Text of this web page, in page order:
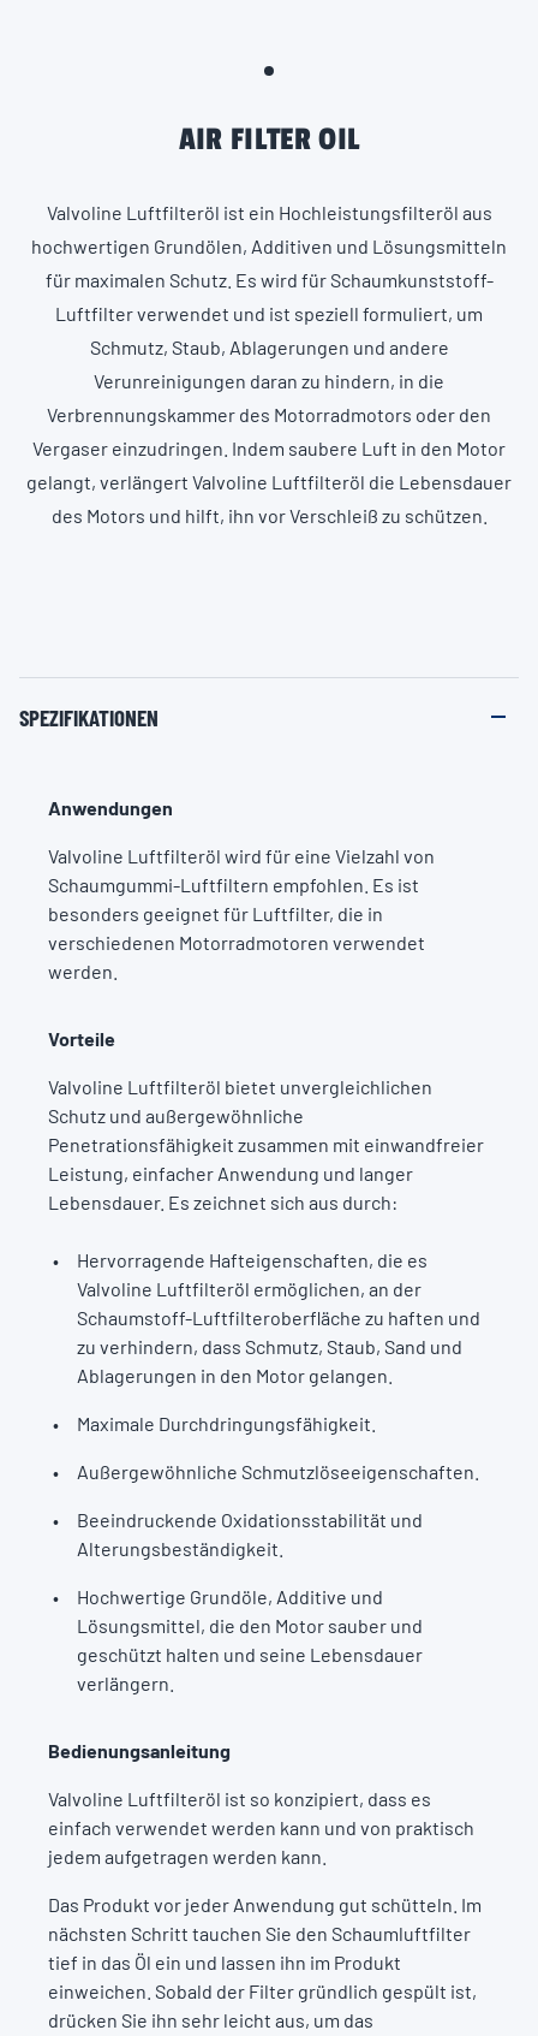
AIR FILTER OIL
Valvoline Luftfilteröl ist ein Hochleistungsfilteröl aus
hochwertigen Grundölen, Additiven und Lösungsmitteln
für maximalen Schutz. Es wird für Schaumkunststoff-
Luftfilter verwendet und ist speziell formuliert, um
Schmutz, Staub, Ablagerungen und andere
Verunreinigungen daran zu hindern, in die
Verbrennungskammer des Motorradmotors oder den
Vergaser einzudringen. Indem saubere Luft in den Motor
gelangt, verlängert Valvoline Luftfilteröl die Lebensdauer
des Motors und hilft, ihn vor Verschleiß zu schützen.
SPEZIFIKATIONEN
Anwendungen
Valvoline Luftfilteröl wird für eine Vielzahl von
Schaumgummi-Luftfiltern empfohlen. Es ist
besonders geeignet für Luftfilter, die in
verschiedenen Motorradmotoren verwendet
werden.
Vorteile
Valvoline Luftfilteröl bietet unvergleichlichen
Schutz und außergewöhnliche
Penetrationsfähigkeit zusammen mit einwandfreier
Leistung, einfacher Anwendung und langer
Lebensdauer. Es zeichnet sich aus durch:
Hervorragende Hafteigenschaften, die es
Valvoline Luftfilteröl ermöglichen, an der
Schaumstoff-Luftfilteroberfläche zu haften und
zu verhindern, dass Schmutz, Staub, Sand und
Ablagerungen in den Motor gelangen.
Maximale Durchdringungsfähigkeit.
Außergewöhnliche Schmutzlöseeigenschaften.
Beeindruckende Oxidationsstabilität und
Alterungsbeständigkeit.
Hochwertige Grundöle, Additive und
Lösungsmittel, die den Motor sauber und
geschützt halten und seine Lebensdauer
verlängern.
Bedienungsanleitung
Valvoline Luftfilteröl ist so konzipiert, dass es
einfach verwendet werden kann und von praktisch
jedem aufgetragen werden kann.
Das Produkt vor jeder Anwendung gut schütteln. Im
nächsten Schritt tauchen Sie den Schaumluftfilter
tief in das Öl ein und lassen ihn im Produkt
einweichen. Sobald der Filter gründlich gespült ist,
drücken Sie ihn sehr leicht aus, um das